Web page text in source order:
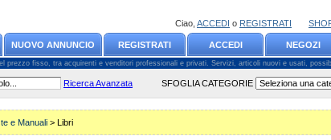
Ciao, ACCEDI o REGISTRATI
NUOVO ANNUNCIO REGISTRATI ACCEDI NEGOZI
prezzo fisso, tra acquirenti e venditori professionali e privati. Servizi, articoli nuovi e usati,
Ricerca Avanzata SFOGLIA CATEGORIE
e Manuali > Libri